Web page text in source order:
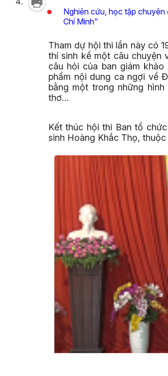
Nghiên cứu, học tập
Chí Minh"
Tham dự hội thi lần này có
thí sinh kể một câu chuyện
câu hỏi của ban giám
phẩm nội dung ca ngợi về
bằng một trong những
thơ…
Kết thúc hội thi Ban tổ
sinh Hoàng Khắc Thọ,